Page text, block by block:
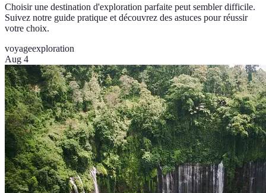
Choisir une destination d'exploration parfaite peut sembler difficile.
Suivez notre guide pratique et découvrez des astuces pour réussir
votre choix.
voyageexploration
Aug 4